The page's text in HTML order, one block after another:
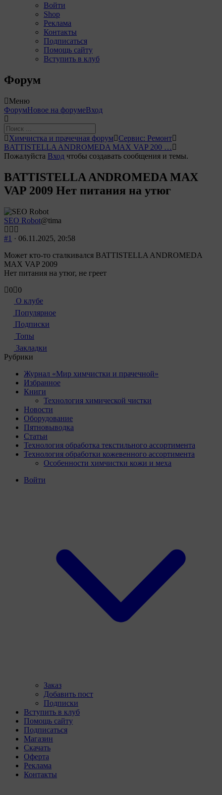
Войти
Shop
Реклама
Контакты
Подписаться
Помощь сайту
Вступить в клуб
Форум
Меню
Навигация
Форума
ФорумНовое на форумеВход
Форум
breadcrumbs
-
здесь:
Химчистка и прачечная форум Сервис: Ремонт
BATTISTELLA ANDROMEDA MAX VAP 200 …
Пожалуйста Вход чтобы создавать сообщения и темы.
BATTISTELLA ANDROMEDA MAX
VAP 2009 Нет питания на утюг
SEO Robot@tima
#1 · 06.11.2025, 20:58
Может кто-то сталкивался BATTISTELLA ANDROMEDA
MAX VAP 2009
Нет питания на утюг, не греет
Голосуйте
палец
вниз.
0 Голосуйте
-
палец
вверх.
0
О клубе
Популярное
Подписки
Топы
Закладки
Рубрики
Журнал «Мир химчистки и прачечной»
Избранное
Книги
Технология химической чистки
Новости
Оборудование
Пятновыводка
Статьи
Технология обработка текстильного ассортимента
Технология обработки кожевенного ассортимента
Особенности химчистки кожи и меха
Войти
Заказ
Добавить пост
Подписки
Вступить в клуб
Помощь сайту
Подписаться
Магазин
Скачать
Оферта
Реклама
Контакты